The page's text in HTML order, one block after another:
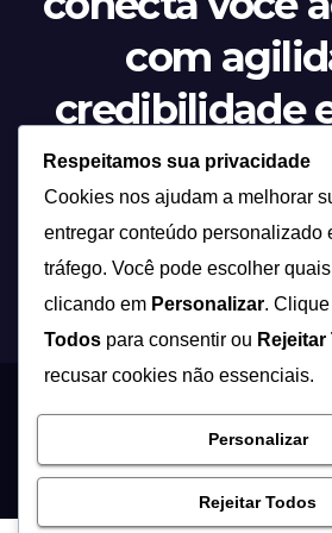
com
credibilidade
atento sobre
Tecnologia não é apenas
e soluções que transformam a
InícioContatoQuem SomosPolítica de
Respeitamos sua privacidade
Cookies nos ajudam a melhorar
entregar conteúdo personalizado
tráfego. Você pode escolher
clicando em Personalizar.
Todos para consentir ou
recusar cookies não essenciais.
Personalizar
Rejeitar Todos